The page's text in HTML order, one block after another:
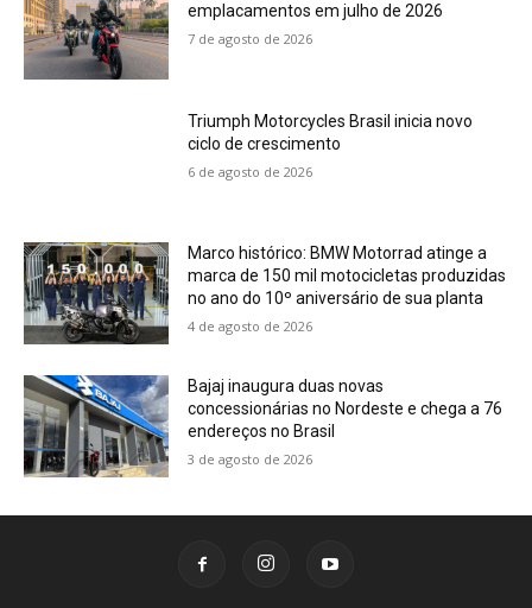
emplacamentos em julho de 2026
7 de agosto de 2026
Triumph Motorcycles Brasil inicia novo
ciclo de crescimento
6 de agosto de 2026
Marco histórico: BMW Motorrad atinge a
marca de 150 mil motocicletas produzidas
no ano do 10º aniversário de sua planta
4 de agosto de 2026
Bajaj inaugura duas novas
concessionárias no Nordeste e chega a 76
endereços no Brasil
3 de agosto de 2026